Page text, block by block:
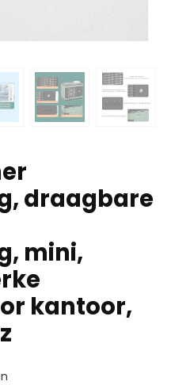
draagbare
mini,
kantoor,